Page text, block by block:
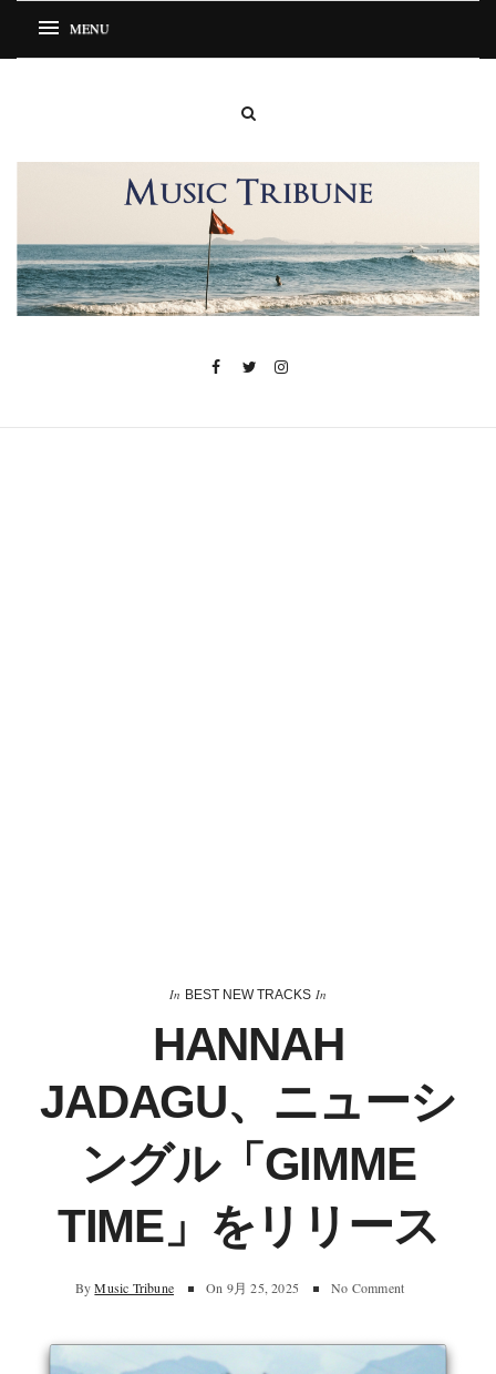
In BEST NEW TRACKS In
HANNAH
JADAGU、ニューシ
ングル「GIMME
TIME」をリリース
By Music Tribune On 9月 25, 2025 No Comment